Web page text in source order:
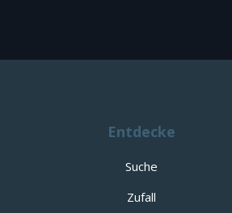
Entdecke
Suche
Zufall